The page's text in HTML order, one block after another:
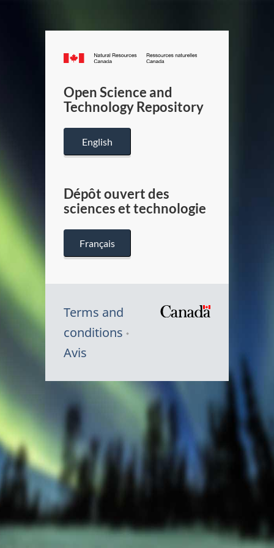
Canada.ca
/
Canada
Open Science and
Technology Repository
English
Dépôt ouvert des
sciences et technologie
Français
Terms and
conditions
Avis
Canada